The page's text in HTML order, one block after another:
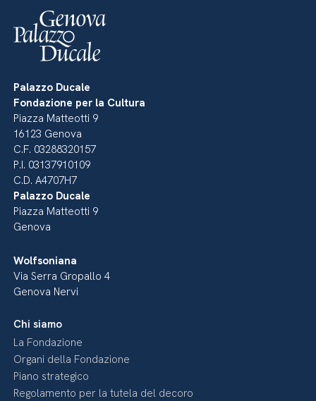
Palazzo Ducale
Fondazione per la Cultura
Piazza Matteotti 9
16123 Genova
C.F. 03288320157
P.I. 03137910109
C.D. A4707H7
Palazzo Ducale
Piazza Matteotti 9
Genova
Wolfsoniana
Via Serra Gropallo 4
Genova Nervi
Chi siamo
La Fondazione
Organi della Fondazione
Piano strategico
Regolamento per la tutela del decoro